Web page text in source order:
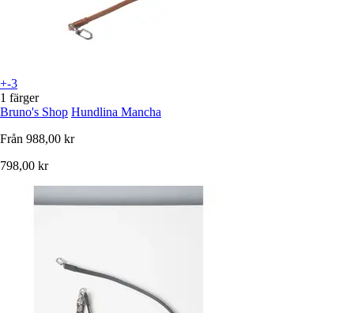
+-3
1 färger
Bruno's Shop Hundlina Mancha
Från 988,00 kr
798,00 kr